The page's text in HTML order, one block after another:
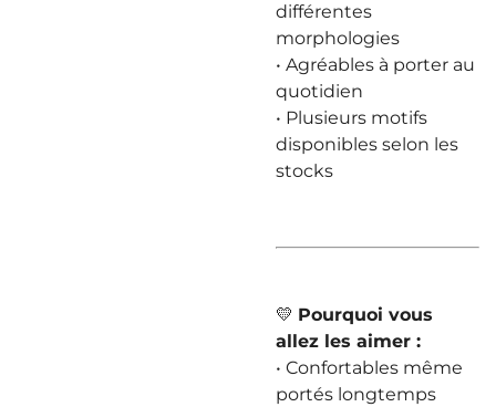
différentes
morphologies
• Agréables à porter au
quotidien
• Plusieurs motifs
disponibles selon les
stocks
💛 Pourquoi vous
allez les aimer :
• Confortables même
portés longtemps